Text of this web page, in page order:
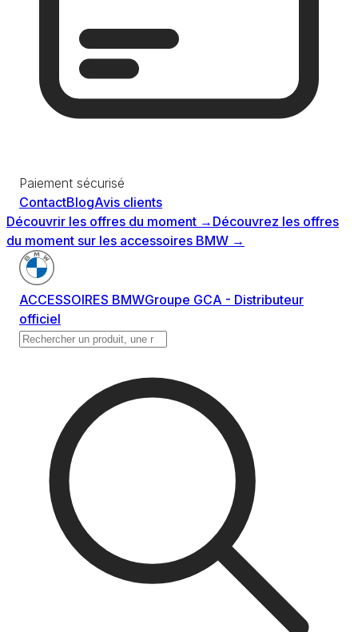
Paiement sécurisé
ContactBlogAvis clients
Découvrir les offres du moment → Découvrez les offres
du moment sur les accessoires BMW →
ACCESSOIRES BMWGroupe GCA - Distributeur
officiel